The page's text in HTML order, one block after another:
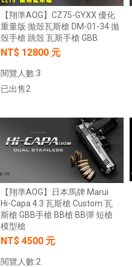
【翔準AOG】CZ75-GYXX 優化
重量版 拋殼瓦斯槍 DM-01-34 拋
殼手槍 跳殼 瓦斯手槍 GBB
NT$ 12800 元
閱覽人數:3
已出售2
【翔準AOG】日本馬牌 Marui
Hi-Capa 4.3 瓦斯槍 Custom 瓦
斯槍 GBB手槍 BB槍 BB彈 短槍
模型槍
NT$ 4500 元
閱覽人數:2